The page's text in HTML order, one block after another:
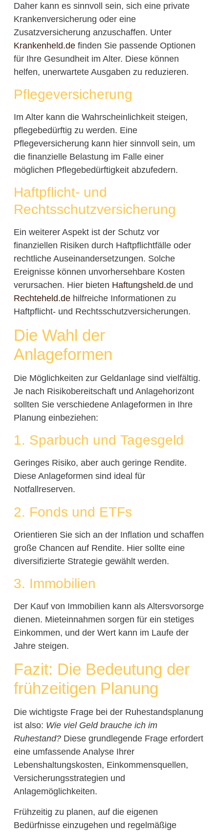
Daher kann es sinnvoll sein, sich eine private
Krankenversicherung oder eine
Zusatzversicherung anzuschaffen. Unter
Krankenheld.definden Sie passende Optionen
für Ihre Gesundheit im Alter. Diese können
helfen, unerwartete Ausgaben zu reduzieren.
Pflegeversicherung
Im Alter kann die Wahrscheinlichkeit steigen,
pflegebedürftig zu werden. Eine
Pflegeversicherung kann hier sinnvoll sein, um
die finanzielle Belastung im Falle einer
möglichen Pflegebedürftigkeit abzufedern.
Haftpflicht- und
Rechtsschutzversicherung
Ein weiterer Aspekt ist der Schutz vor
finanziellen Risiken durch Haftpflichtfälle oder
rechtliche Auseinandersetzungen. Solche
Ereignisse können unvorhersehbare Kosten
verursachen. Hier bieten Haftungsheld.deund
Rechteheld.dehilfreiche Informationen zu
Haftpflicht- und Rechtsschutzversicherungen.
Die Wahl der
Anlageformen
Die Möglichkeiten zur Geldanlage sind vielfältig.
Je nach Risikobereitschaft und Anlagehorizont
sollten Sie verschiedene Anlageformen in Ihre
Planung einbeziehen:
1. Sparbuch und Tagesgeld
Geringes Risiko, aber auch geringe Rendite.
Diese Anlageformen sind ideal für
Notfallreserven.
2. Fonds und ETFs
Orientieren Sie sich an der Inflation und schaffen
große Chancen auf Rendite. Hier sollte eine
diversifizierte Strategie gewählt werden.
3. Immobilien
Der Kauf von Immobilien kann als Altersvorsorge
dienen. Mieteinnahmen sorgen für ein stetiges
Einkommen, und der Wert kann im Laufe der
Jahre steigen.
Fazit: Die Bedeutung der
frühzeitigen Planung
Die wichtigste Frage bei der Ruhestandsplanung
ist also: Wie viel Geld brauche ich im
Ruhestand?Diese grundlegende Frage erfordert
eine umfassende Analyse Ihrer
Lebenshaltungskosten, Einkommensquellen,
Versicherungsstrategien und
Anlagemöglichkeiten.
Frühzeitig zu planen, auf die eigenen
Bedürfnisse einzugehen und regelmäßige